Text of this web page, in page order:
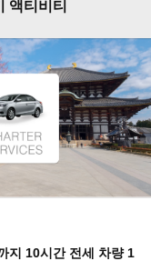
액티비티
지 10시간 전세 차량 1